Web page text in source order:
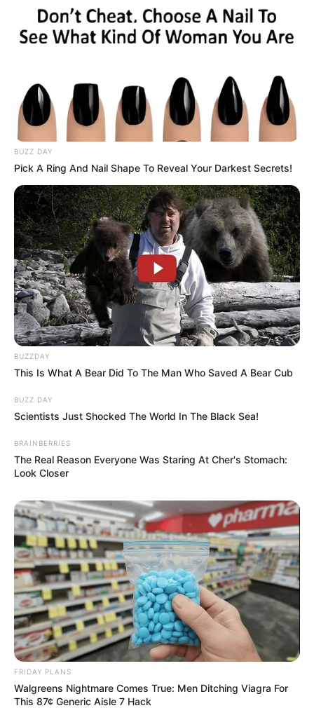
BUZZ DAY
Pick A Ring And Nail Shape To Reveal Your Darkest Secrets!
BUZZDAY
This Is What A Bear Did To The Man Who Saved A Bear Cub
BUZZ DAY
Scientists Just Shocked The World In The Black Sea!
BRAINBERRIES
The Real Reason Everyone Was Staring At Cher's Stomach:
Look Closer
FRIDAY PLANS
Walgreens Nightmare Comes True: Men Ditching Viagra For
This 87¢ Generic Aisle 7 Hack